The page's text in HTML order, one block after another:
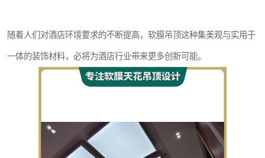
随着人们对酒店环境要求的不断提高，软膜吊顶这种集美观与实用于
一体的装饰材料，必将为酒店行业带来更多创新可能。